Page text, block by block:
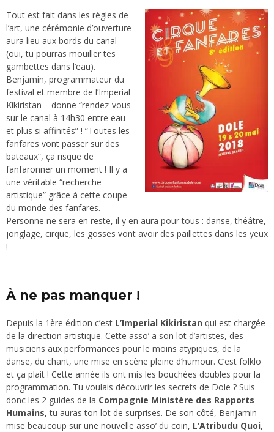
Tout est fait dans les règles de
l’art, une cérémonie d’ouverture
aura lieu aux bords du canal
(oui, tu pourras mouiller tes
gambettes dans l’eau).
Benjamin, programmateur du
festival et membre de l’Imperial
Kikiristan – donne “rendez-vous
sur le canal à 14h30 entre eau
et plus si affinités” ! “Toutes les
fanfares vont passer sur des
bateaux”, ça risque de
fanfaronner un moment ! Il y a
une véritable “recherche
artistique” grâce à cette coupe
du monde des fanfares.
Personne ne sera en reste, il y en aura pour tous : danse, théâtre,
jonglage, cirque, les gosses vont avoir des paillettes dans les yeux
!
À ne pas manquer !
Depuis la 1ère édition c’est L’Imperial Kikiristan qui est chargée
de la direction artistique. Cette asso’ a son lot d’artistes, des
musiciens aux performances pour le moins atypiques, de la
danse, du chant, une mise en scène pleine d’humour. C’est folklo
et ça plait ! Cette année ils ont mis les bouchées doubles pour la
programmation. Tu voulais découvrir les secrets de Dole ? Suis
donc les 2 guides de la Compagnie Ministère des Rapports
Humains, tu auras ton lot de surprises. De son côté, Benjamin
mise beaucoup sur une nouvelle asso’ du coin, L’Atribudu Quoi,